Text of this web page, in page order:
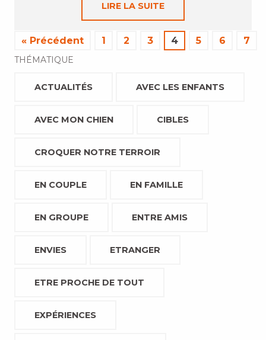
LIRE LA SUITE
« Précédent 1 2 3 4 5 6 7
THÉMATIQUE
ACTUALITÉS AVEC LES ENFANTS
AVEC MON CHIEN CIBLES
CROQUER NOTRE TERROIR
EN COUPLE EN FAMILLE
EN GROUPE ENTRE AMIS
ENVIES ETRANGER
ETRE PROCHE DE TOUT
EXPÉRIENCES